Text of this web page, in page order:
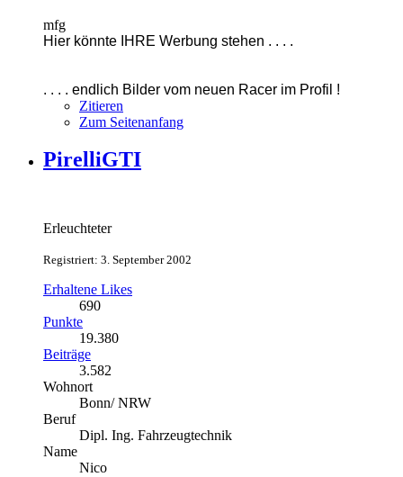
mfg
Hier könnte IHRE Werbung stehen . . . .
. . . . endlich Bilder vom neuen Racer im Profil !
Zitieren
Zum Seitenanfang
PirelliGTI
Erleuchteter
Registriert: 3. September 2002
Erhaltene Likes
690
Punkte
19.380
Beiträge
3.582
Wohnort
Bonn/ NRW
Beruf
Dipl. Ing. Fahrzeugtechnik
Name
Nico